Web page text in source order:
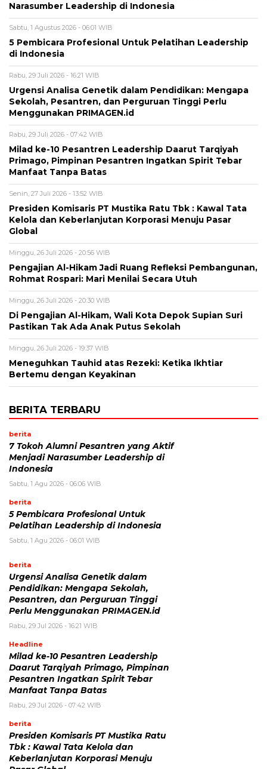
Narasumber Leadership di Indonesia
Sabtu, 1 Agustus 2026 - 06:01 WIB
5 Pembicara Profesional Untuk Pelatihan Leadership
di Indonesia
Rabu, 29 Juli 2026 - 16:21 WIB
Urgensi Analisa Genetik dalam Pendidikan: Mengapa
Sekolah, Pesantren, dan Perguruan Tinggi Perlu
Menggunakan PRIMAGEN.id
Rabu, 29 Juli 2026 - 07:42 WIB
Milad ke-10 Pesantren Leadership Daarut Tarqiyah
Primago, Pimpinan Pesantren Ingatkan Spirit Tebar
Manfaat Tanpa Batas
Senin, 27 Juli 2026 - 13:52 WIB
Presiden Komisaris PT Mustika Ratu Tbk : Kawal Tata
Kelola dan Keberlanjutan Korporasi Menuju Pasar
Global
Minggu, 26 Juli 2026 - 20:56 WIB
Pengajian Al-Hikam Jadi Ruang Refleksi Pembangunan,
Rohmat Rospari: Mari Menilai Secara Utuh
Minggu, 26 Juli 2026 - 20:30 WIB
Di Pengajian Al-Hikam, Wali Kota Depok Supian Suri
Pastikan Tak Ada Anak Putus Sekolah
Minggu, 26 Juli 2026 - 19:37 WIB
Meneguhkan Tauhid atas Rezeki: Ketika Ikhtiar
Bertemu dengan Keyakinan
BERITA TERBARU
berita
7 Tokoh Alumni Pesantren yang Aktif
Menjadi Narasumber Leadership di
Indonesia
Sabtu, 1 Agu 2026 - 06:06 WIB
berita
5 Pembicara Profesional Untuk
Pelatihan Leadership di Indonesia
Sabtu, 1 Agu 2026 - 06:01 WIB
berita
Urgensi Analisa Genetik dalam
Pendidikan: Mengapa Sekolah,
Pesantren, dan Perguruan Tinggi
Perlu Menggunakan PRIMAGEN.id
Rabu, 29 Jul 2026 - 16:21 WIB
Headline
Milad ke-10 Pesantren Leadership
Daarut Tarqiyah Primago, Pimpinan
Pesantren Ingatkan Spirit Tebar
Manfaat Tanpa Batas
Rabu, 29 Jul 2026 - 07:42 WIB
berita
Presiden Komisaris PT Mustika Ratu
Tbk : Kawal Tata Kelola dan
Keberlanjutan Korporasi Menuju